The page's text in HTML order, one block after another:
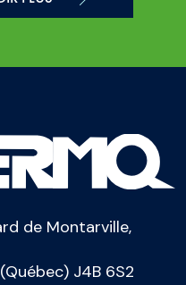
de Montarville,
J4B 6S2